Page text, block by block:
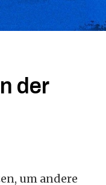
der
um andere